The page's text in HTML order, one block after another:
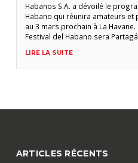
Habanos S.A. a dévoilé le
Habano qui réunira amateurs
au 3 mars prochain à La
Festival del Habano sera
l’évènement. Comme nous vous
LIRE LA SUITE
ARTICLES RÉCENTS